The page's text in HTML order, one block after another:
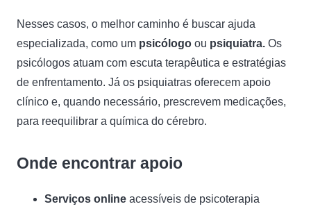
Nesses casos, o melhor caminho é buscar ajuda
especializada, como um psicólogo ou psiquiatra. Os
psicólogos atuam com escuta terapêutica e estratégias
de enfrentamento. Já os psiquiatras oferecem apoio
clínico e, quando necessário, prescrevem medicações,
para reequilibrar a química do cérebro.
Onde encontrar apoio
Serviços online acessíveis de psicoterapia